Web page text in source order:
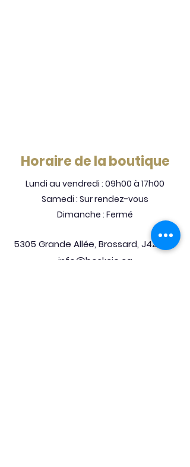
Horaire de la boutique
Lundi au vendredi : 09h00 à 17h00
Samedi : Sur rendez-vous
Dimanche : Fermé
5305 Grande Allée, Brossard, J4Z 3G7
info@boskcie.ca